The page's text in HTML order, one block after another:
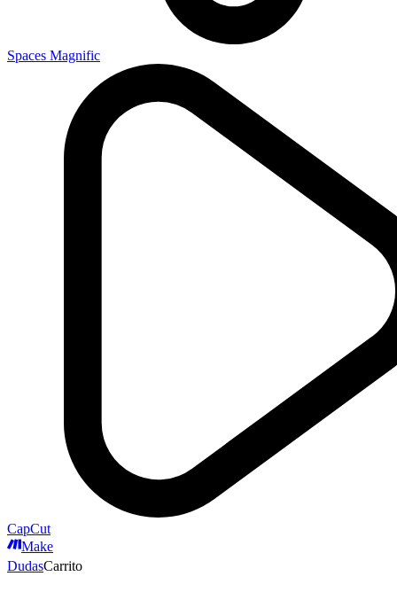
Spaces Magnific
CapCut
Make
DudasCarrito